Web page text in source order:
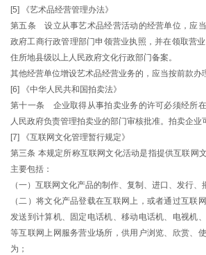
[5] 《艺术品经营管理办法》
第五条 设立从事艺术品经营活动的经营单位，应
政府工商行政管理部门申领营业执照，并在领取营
住所地县级以上人民政府文化行政部门备案。
其他经营单位增设艺术品经营业务的，应当按前款办
[6] 《中华人民共和国拍卖法》
第十一条 企业取得从事拍卖业务的许可必须经所
人民政府负责管理拍卖业的部门审核批准。拍卖企业
[7] 《互联网文化管理暂行规定》
第三条 本规定所称互联网文化活动是指提供互联网
主要包括：
（一）互联网文化产品的制作、复制、进口、发行、
（二）将文化产品登载在互联网上，或者通过互联
发送到计算机、固定电话机、移动电话机、电视机
等互联网上网服务营业场所，供用户浏览、欣赏、
为；